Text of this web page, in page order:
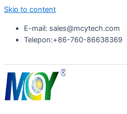
Skip to content
E-mail: sales@mcytech.com
Telepon:+86-760-86638369